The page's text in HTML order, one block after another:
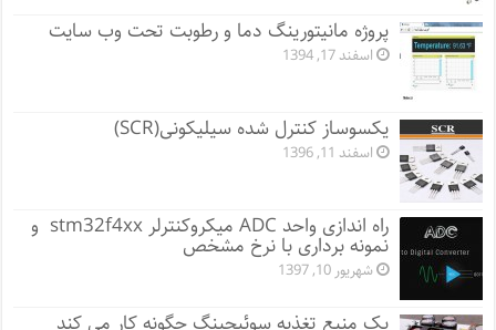
پروژه مانيتورينگ دما و رطوبت تحت وب سایت
اسفند 17, 1394
یکسوساز کنترل شده سیلیکونی(SCR)
اسفند 11, 1396
راه اندازی واحد ADC میکروکنترلر stm32f4xx و
نمونه برداری با نرخ مشخص
شهریور 10, 1397